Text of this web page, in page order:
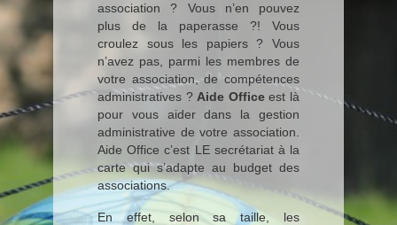
association ? Vous n’en pouvez
plus de la paperasse ?! Vous
croulez sous les papiers ? Vous
n’avez pas, parmi les membres de
votre association, de compétences
administratives ? Aide Officeest là
pour vous aider dans la gestion
administrative de votre association.
Aide Office c’est LE secrétariat à la
carte qui s’adapte au budget des
associations.
En effet, selon sa taille, les